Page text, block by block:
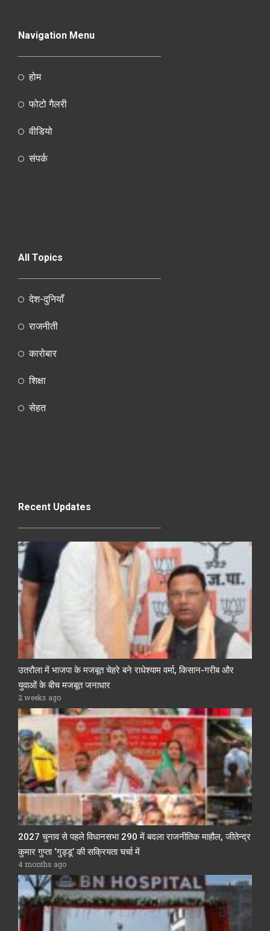
Navigation Menu
होम
फोटो गैलरी
वीडियो
संपर्क
All Topics
देश-दुनियाँ
राजनीती
कारोबार
शिक्षा
सेहत
Recent Updates
उतरौला में भाजपा के मजबूत चेहरे बने राधेश्याम वर्मा, किसान-गरीब और
युवाओं के बीच मजबूत जनाधार
2 weeks ago
2027 चुनाव से पहले विधानसभा 290 में बदला राजनीतिक माहौल, जीतेन्द्र
कुमार गुप्ता ‘गुड्डू’ की सक्रियता चर्चा में
4 months ago